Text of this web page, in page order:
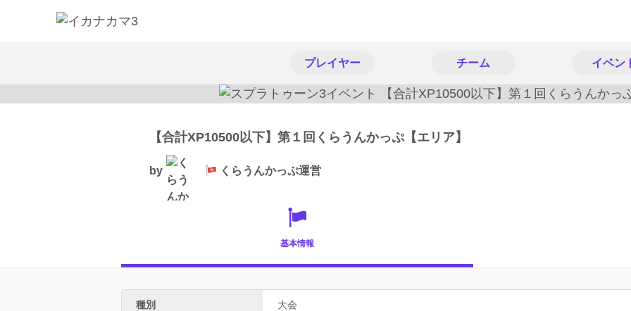
プレイヤー チーム イベン
【合計XP10500以下】第１回くらうんかっぷ【エリア】
by くらうんかっぷ運営
基本情報
種別 大会